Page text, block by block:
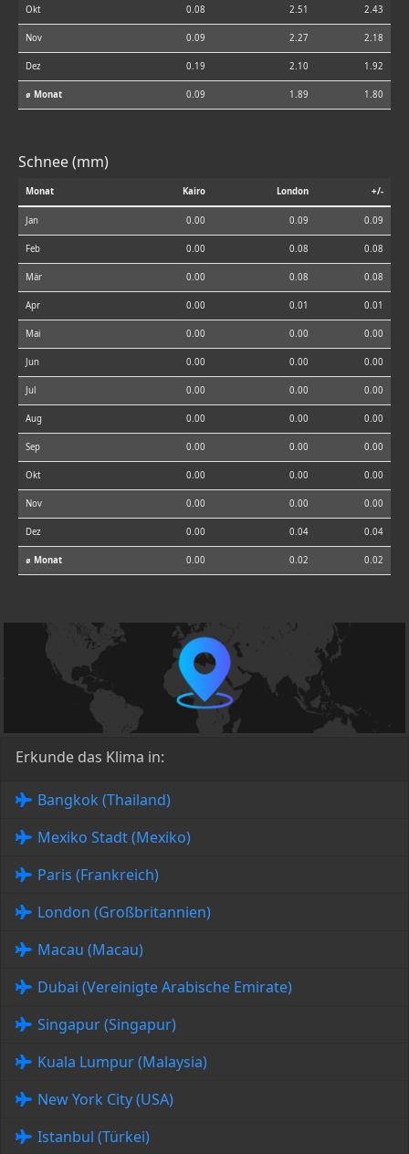
Okt 0.08 2.51 2.43
Nov 0.09 2.27 2.18
Dez 0.19 2.10 1.92
⌀ Monat 0.09 1.89 1.80
Schnee (mm)
Monat Kairo London +/-
Jan 0.00 0.09 0.09
Feb 0.00 0.08 0.08
Mär 0.00 0.08 0.08
Apr 0.00 0.01 0.01
Mai 0.00 0.00 0.00
Jun 0.00 0.00 0.00
Jul 0.00 0.00 0.00
Aug 0.00 0.00 0.00
Sep 0.00 0.00 0.00
Okt 0.00 0.00 0.00
Nov 0.00 0.00 0.00
Dez 0.00 0.04 0.04
⌀ Monat 0.00 0.02 0.02
Erkunde das Klima in:
Bangkok (Thailand)
Mexiko Stadt (Mexiko)
Paris (Frankreich)
London (Großbritannien)
Macau (Macau)
Dubai (Vereinigte Arabische Emirate)
Singapur (Singapur)
Kuala Lumpur (Malaysia)
New York City (USA)
Istanbul (Türkei)